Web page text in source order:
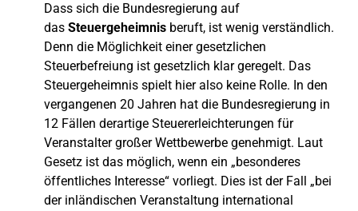
Dass sich die Bundesregierung auf
das Steuergeheimnis beruft, ist wenig verständlich.
Denn die Möglichkeit einer gesetzlichen
Steuerbefreiung ist gesetzlich klar geregelt. Das
Steuergeheimnis spielt hier also keine Rolle. In den
vergangenen 20 Jahren hat die Bundesregierung in
12 Fällen derartige Steuererleichterungen für
Veranstalter großer Wettbewerbe genehmigt. Laut
Gesetz ist das möglich, wenn ein „besonderes
öffentliches Interesse“ vorliegt. Dies ist der Fall „bei
der inländischen Veranstaltung international